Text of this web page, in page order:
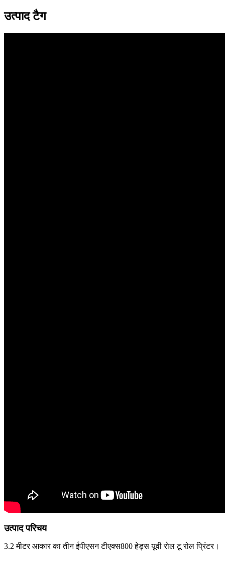
उत्पाद टैग
उत्पाद परिचय
3.2 मीटर आकार का तीन ईपीएसन टीएक्स800 हेड्स यूवी रोल टू रोल प्रिंटर।